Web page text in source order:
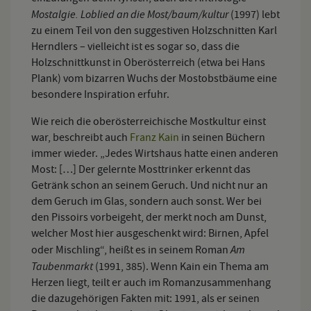
Mostalgie. Loblied an die Most/baum/kultur(1997) lebt
zu einem Teil von den suggestiven Holzschnitten Karl
Herndlers – vielleicht ist es sogar so, dass die
Holzschnittkunst in Oberösterreich (etwa bei Hans
Plank) vom bizarren Wuchs der Mostobstbäume eine
besondere Inspiration erfuhr.
Wie reich die oberösterreichische Mostkultur einst
war, beschreibt auch Franz Kain in seinen Büchern
immer wieder. „Jedes Wirtshaus hatte einen anderen
Most: […] Der gelernte Mosttrinker erkennt das
Getränk schon an seinem Geruch. Und nicht nur an
dem Geruch im Glas, sondern auch sonst. Wer bei
den Pissoirs vorbeigeht, der merkt noch am Dunst,
welcher Most hier ausgeschenkt wird: Birnen, Apfel
oder Mischling“, heißt es in seinem RomanAm
Taubenmarkt(1991, 385). Wenn Kain ein Thema am
Herzen liegt, teilt er auch im Romanzusammenhang
die dazugehörigen Fakten mit: 1991, als er seinen